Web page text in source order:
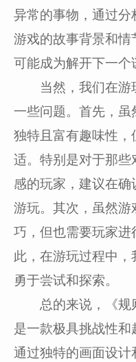
异常的事物，通过分
游戏的故事背景和
可能成为解开下一个
当然，我们在游
一些问题。首先，
独特且富有趣味性
适。特别是对于那
感的玩家，建议在
游玩。其次，虽然
巧，但也需要玩家
此，在游玩过程中，
勇于尝试和探索。
总的来说，《规
是一款极具挑战性
通过独特的画面设